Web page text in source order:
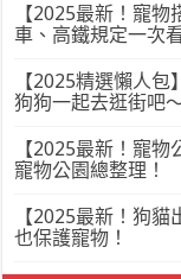
【2025最新！寵
車、高鐵規定一次看
【2025精選懶人
狗狗一起去逛街吧
【2025最新！寵
寵物公園總整理！
【2025最新！狗
也保護寵物！